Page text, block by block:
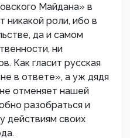
Майдана» в
никакой роли, ибо в
да и самом
ни
Как гласит русская
в ответе», а уж дядя
отменяет нашей
разобраться и
действиям своих